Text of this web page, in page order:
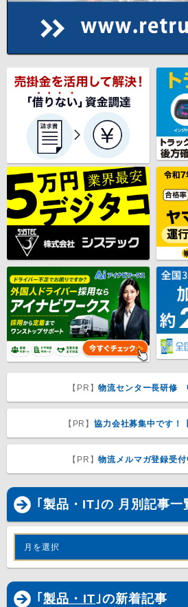
【PR】物流センター長研修
【PR】協力会社募集中です！
【PR】物流メルマガ登録受付
｢製品・IT｣の 月別記事一
月を選択
｢ 製品・IT｣の新着記事